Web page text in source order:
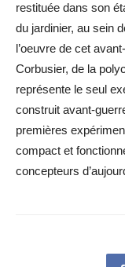
restituée dans son
du jardinier, au sein
l’oeuvre de cet
Corbusier, de la
représente le seul
construit avant-
premières
compact et
concepteurs